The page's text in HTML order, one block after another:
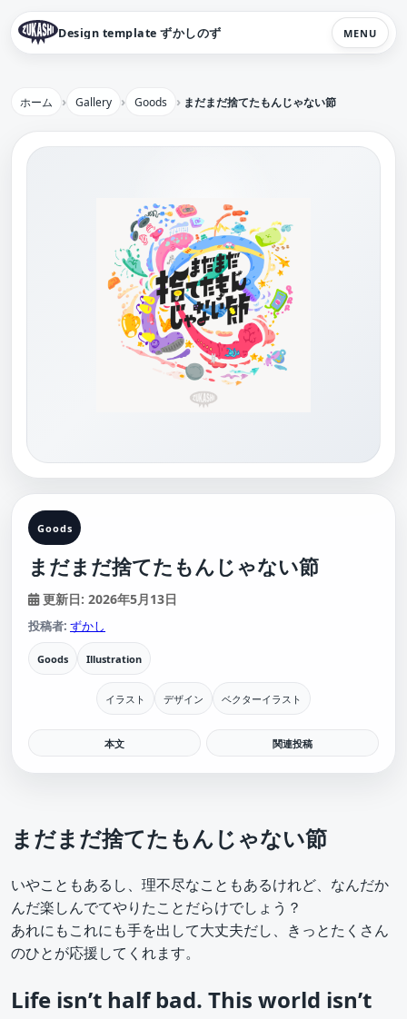
Design template ずかしのず MENU
ホーム Gallery Goods まだまだ捨てたもんじゃない節
Goods
まだまだ捨てたもんじゃない節
更新日: 2026年5月13日
投稿者: ずかし
Goods Illustration
イラスト デザイン ベクターイラスト
本文 関連投稿
まだまだ捨てたもんじゃない節
いやこともあるし、理不尽なこともあるけれど、なんだか
んだ楽しんでてやりたことだらけでしょう？
あれにもこれにも手を出して大丈夫だし、きっとたくさん
のひとが応援してくれます。
Life isn’t half bad. This world isn’t